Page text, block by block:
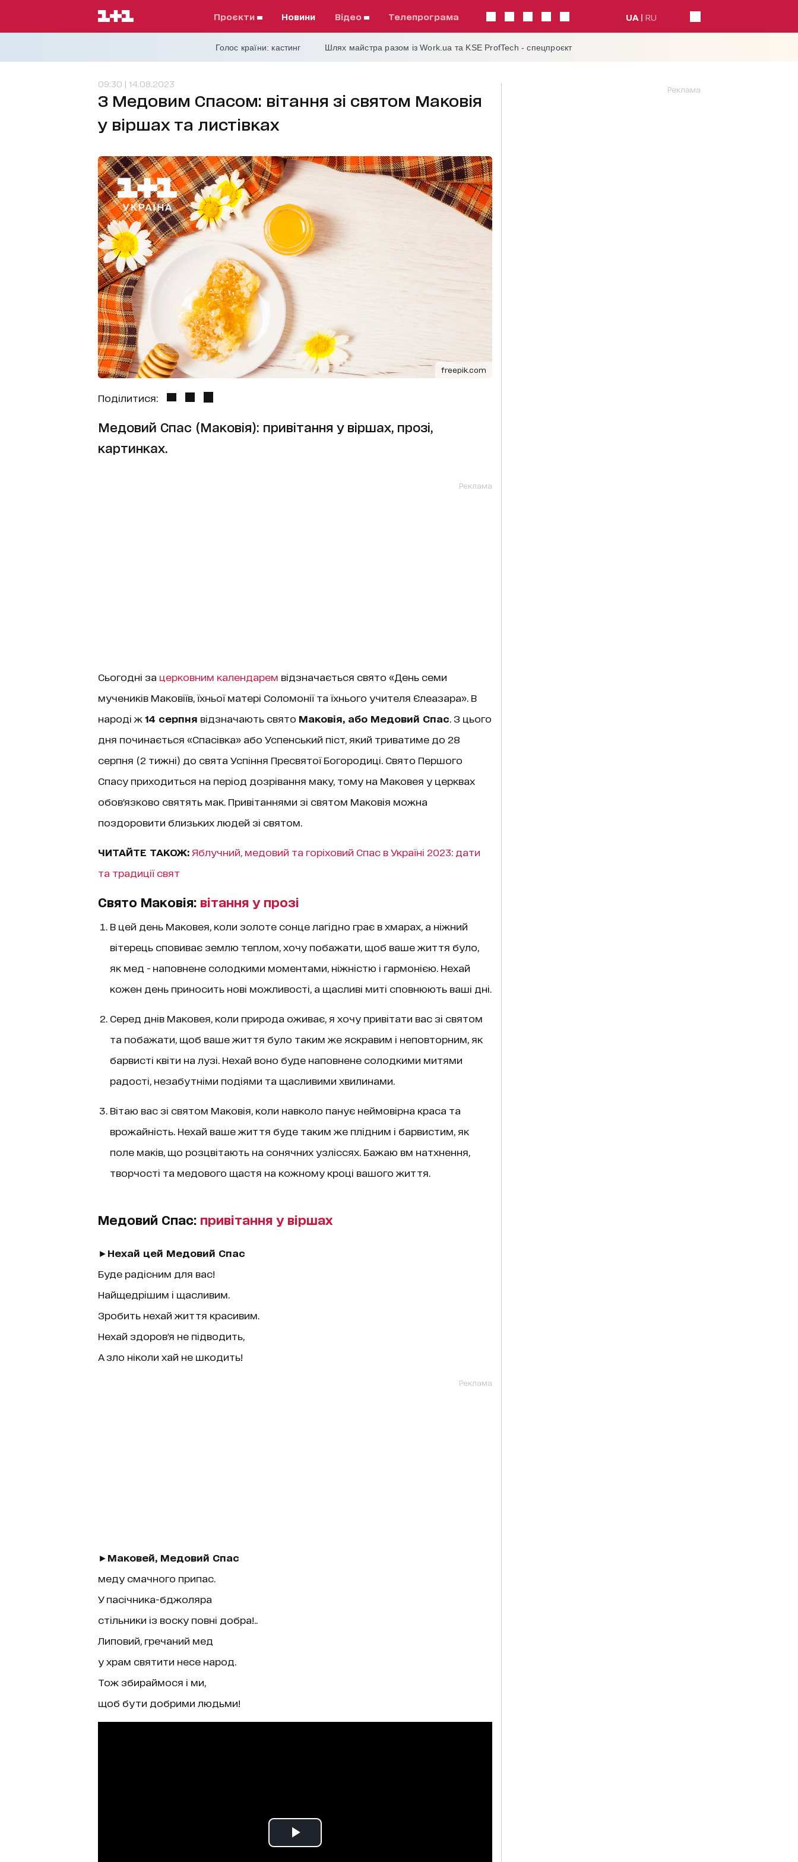
проєкти Новини відео телепрограма UA RU
Голос країни: кастинг Шлях майстра разом із Work.ua та KSE ProfTech - спецпроєкт
09:30 | 14.08.2023
З Медовим Спасом: вітання зі святом Маковія
у віршах та листівках
freepik.com
Поділитися:
Медовий Спас (Маковія): привітання у віршах, прозі,
картинках.
Реклама
Сьогодні за церковним календарем відзначається свято «День семи
мучеників Маковіїв, їхньої матері Соломонії та їхнього учителя Єлеазара». В
народі ж 14 серпня відзначають свято Маковія, або Медовий Спас . З цього
дня починається «Спасівка» або Успенський піст, який триватиме до 28
серпня (2 тижні) до свята Успіння Пресвятої Богородиці. Свято Першого
Спасу приходиться на період дозрівання маку, тому на Маковея у церквах
обов'язково святять мак. Привітаннями зі святом Маковія можна
поздоровити близьких людей зі святом.
ЧИТАЙТЕ ТАКОЖ: Яблучний, медовий та горіховий Спас в Україні 2023: дати
та традиції свят
Свято Маковія: вітання у прозі
В цей день Маковея, коли золоте сонце лагідно грає в хмарах, а ніжний
вітерець сповиває землю теплом, хочу побажати, щоб ваше життя було,
як мед - наповнене солодкими моментами, ніжністю і гармонією. Нехай
кожен день приносить нові можливості, а щасливі миті сповнюють ваші дні.
Серед днів Маковея, коли природа оживає, я хочу привітати вас зі святом
та побажати, щоб ваше життя було таким же яскравим і неповторним, як
барвисті квіти на лузі. Нехай воно буде наповнене солодкими митями
радості, незабутніми подіями та щасливими хвилинами.
Вітаю вас зі святом Маковія, коли навколо панує неймовірна краса та
врожайність. Нехай ваше життя буде таким же плідним і барвистим, як
поле маків, що розцвітають на сонячних узліссях. Бажаю вм натхнення,
творчості та медового щастя на кожному кроці вашого життя.
Медовий Спас: привітання у віршах
► Нехай цей Медовий Спас
Буде радісним для вас!
Найщедрішим і щасливим.
Зробить нехай життя красивим.
Нехай здоров'я не підводить,
А зло ніколи хай не шкодить!
Реклама
► Маковей, Медовий Спас
меду смачного припас.
У пасічника-бджоляра
стільники із воску повні добра!..
Липовий, гречаний мед
у храм святити несе народ.
Тож збираймося і ми,
щоб бути добрими людьми!
Реклама